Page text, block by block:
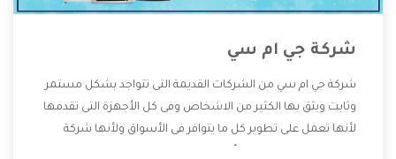
شركة جي ام سي
شركة جي ام سي من الشركات القديمة التى تتواجد بشكل مستمر
وثابت ويثق بها الكثير من الاشخاص وفى كل الأجهزة التى تقدمها
لأنها تعمل على تطوير كل ما يتوافر فى الأسواق ولأنها شركة